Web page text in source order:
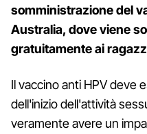
somministrazione del
Australia, dove viene
gratuitamente ai
Il vaccino anti HPV deve
dell'inizio dell'attività
veramente avere un